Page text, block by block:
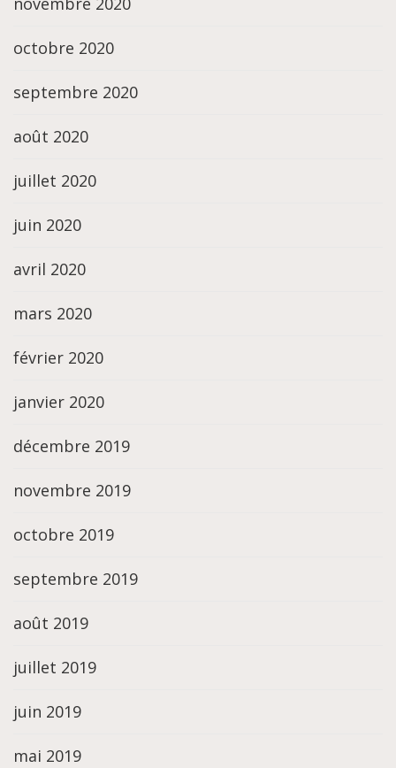
octobre 2020
septembre 2020
août 2020
juillet 2020
juin 2020
avril 2020
mars 2020
février 2020
janvier 2020
décembre 2019
novembre 2019
octobre 2019
septembre 2019
août 2019
juillet 2019
juin 2019
mai 2019